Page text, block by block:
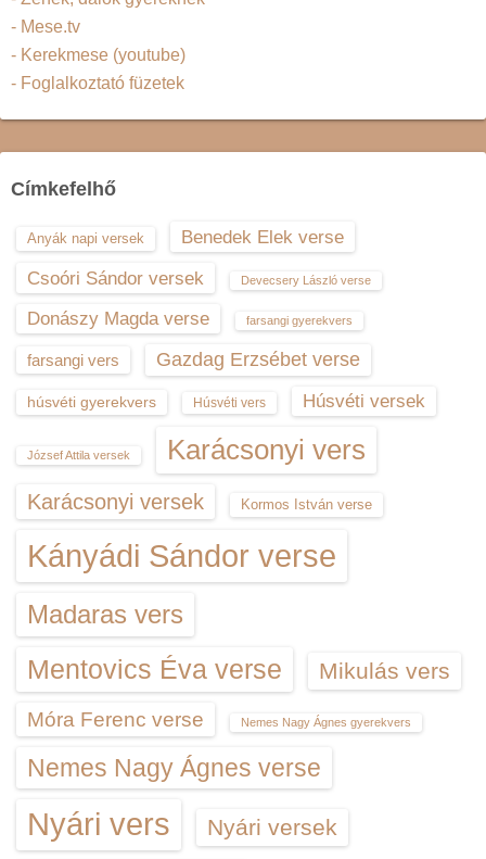
- Mese.tv
- Kerekmese (youtube)
- Foglalkoztató füzetek
Címkefelhő
Anyák napi versek
Benedek Elek verse
Csoóri Sándor versek
Devecsery László verse
Donászy Magda verse farsangi gyerekvers
farsangi vers Gazdag Erzsébet verse
húsvéti gyerekvers Húsvéti vers Húsvéti versek
József Attila versek Karácsonyi vers
Karácsonyi versek Kormos István verse
Kányádi Sándor verse
Madaras vers
Mentovics Éva verse Mikulás vers
Móra Ferenc verse Nemes Nagy Ágnes gyerekvers
Nemes Nagy Ágnes verse
Nyári vers Nyári versek